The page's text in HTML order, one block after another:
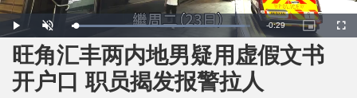
P
l
a
y
U
n
m
u
t
e
L
o
a
d
e
d
:
9
7
R
e
-0:29
P
i
c
t
r
F
u
旺角汇丰两内地男疑用虚假文书
开户口 职员揭发报警拉人